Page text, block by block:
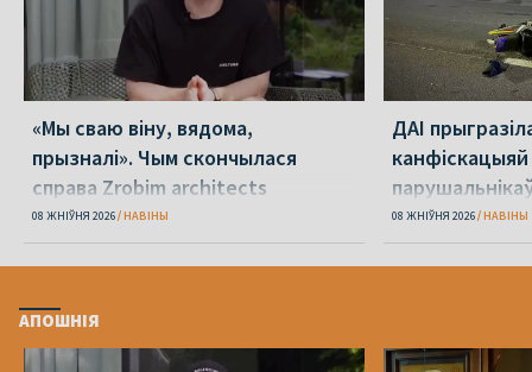
«Мы сваю віну, вядома,
прызналі». Чым скончылася
справа Zrobim architects
08 ЖНІЎНЯ 2026 НАВІНЫ
ДАІ
дронамі
08 ЖНІЎНЯ 2026 НАВІНЫ
АПОШНІЯ